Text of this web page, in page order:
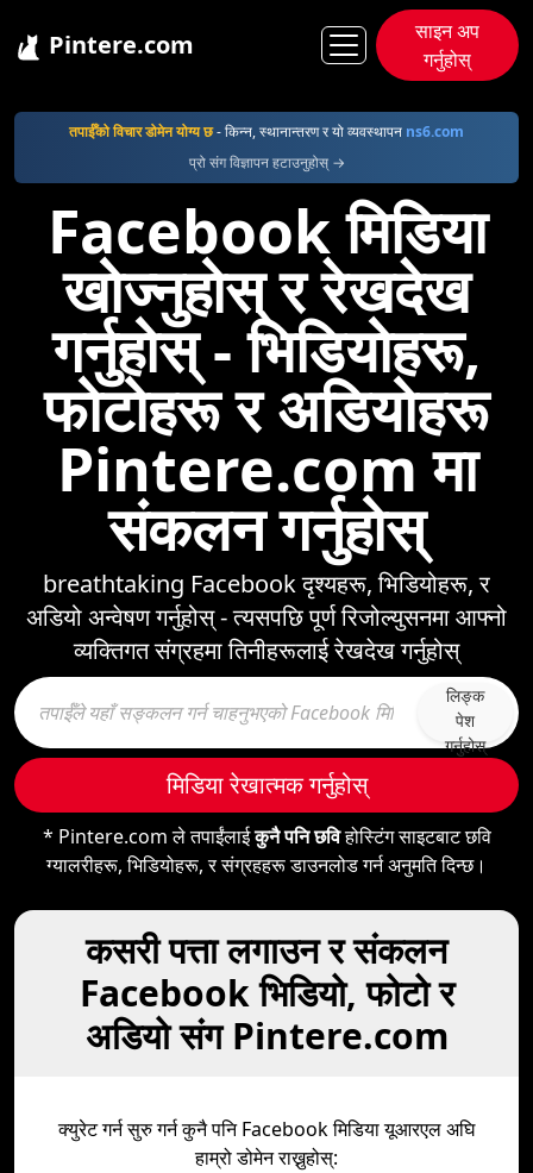
Pintere.com
साइन अप
गर्नुहोस्
तपाईँको विचार डोमेन योग्य छ- किन्न, स्थानान्तरण र यो व्यवस्थापन ns6.com
प्रो संग विज्ञापन हटाउनुहोस् →
Facebook मिडिया
खोज्नुहोस् र रेखदेख
गर्नुहोस् - भिडियोहरू,
फोटोहरू र अडियोहरू
Pintere.com मा
संकलन गर्नुहोस्
breathtaking Facebook दृश्यहरू, भिडियोहरू, र
अडियो अन्वेषण गर्नुहोस् - त्यसपछि पूर्ण रिजोल्युसनमा आफ्नो
व्यक्तिगत संग्रहमा तिनीहरूलाई रेखदेख गर्नुहोस्
लिङ्क
पेश
गर्नुहोस्
मिडिया रेखात्मक गर्नुहोस्
* Pintere.com ले तपाईंलाईकुनै पनि छविहोस्टिंग साइटबाट छवि
ग्यालरीहरू, भिडियोहरू, र संग्रहहरू डाउनलोड गर्न अनुमति दिन्छ।
कसरी पत्ता लगाउन र संकलन
Facebook भिडियो, फोटो र
अडियो संग Pintere.com
क्युरेट गर्न सुरु गर्न कुनै पनि Facebook मिडिया यूआरएल अघि
हाम्रो डोमेन राख्नुहोस्: